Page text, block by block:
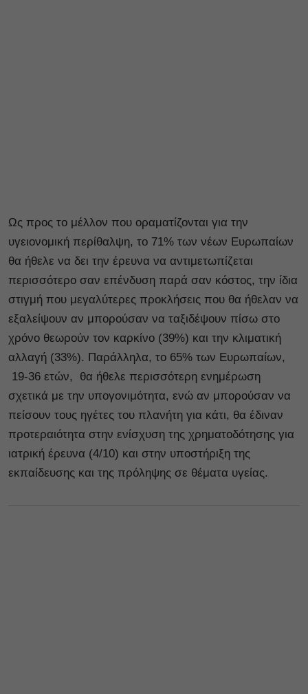
Ως προς το μέλλον που οραματίζονται για την
υγειονομική περίθαλψη, το 71% των νέων Ευρωπαίων
θα ήθελε να δει την έρευνα να αντιμετωπίζεται
περισσότερο σαν επένδυση παρά σαν κόστος, την ίδια
στιγμή που μεγαλύτερες προκλήσεις που θα ήθελαν να
εξαλείψουν αν μπορούσαν να ταξιδέψουν πίσω στο
χρόνο θεωρούν τον καρκίνο (39%) και την κλιματική
αλλαγή (33%). Παράλληλα, το 65% των Ευρωπαίων,
19-36 ετών, θα ήθελε περισσότερη ενημέρωση
σχετικά με την υπογονιμότητα, ενώ αν μπορούσαν να
πείσουν τους ηγέτες του πλανήτη για κάτι, θα έδιναν
προτεραιότητα στην ενίσχυση της χρηματοδότησης για
ιατρική έρευνα (4/10) και στην υποστήριξη της
εκπαίδευσης και της πρόληψης σε θέματα υγείας.